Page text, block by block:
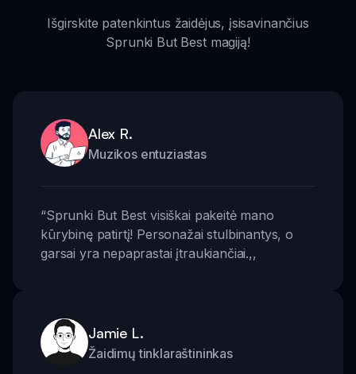
Išgirskite patenkintus žaidėjus, įsisavinančius
Sprunki But Best magiją!
Alex R.
Muzikos entuziastas
“Sprunki But Best visiškai pakeitė mano
kūrybinę patirtį! Personažai stulbinantys, o
garsai yra nepaprastai įtraukiančiai.,,
Jamie L.
Žaidimų tinklaraštininkas